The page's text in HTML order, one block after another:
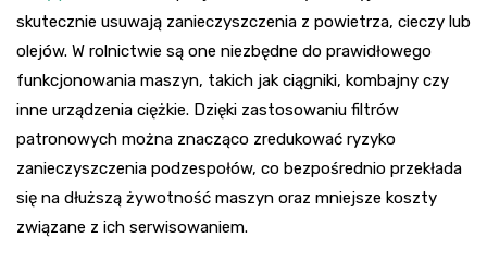
skutecznie usuwają zanieczyszczenia z powietrza, cieczy lub
olejów. W rolnictwie są one niezbędne do prawidłowego
funkcjonowania maszyn, takich jak ciągniki, kombajny czy
inne urządzenia ciężkie. Dzięki zastosowaniu filtrów
patronowych można znacząco zredukować ryzyko
zanieczyszczenia podzespołów, co bezpośrednio przekłada
się na dłuższą żywotność maszyn oraz mniejsze koszty
związane z ich serwisowaniem.